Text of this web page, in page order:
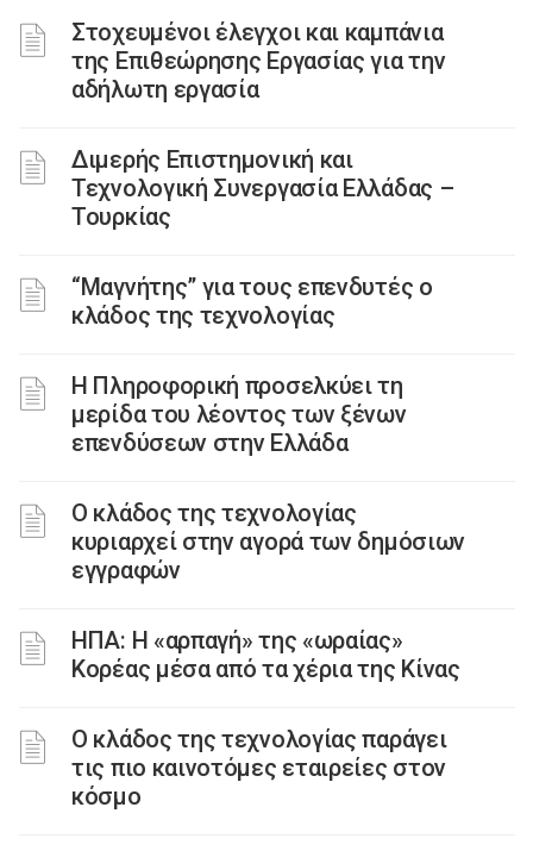
Στοχευμένοι έλεγχοι και καμπάνια
της Επιθεώρησης Εργασίας για την
αδήλωτη εργασία
Διμερής Επιστημονική και
Τεχνολογική Συνεργασία Ελλάδας –
Τουρκίας
“Μαγνήτης” για τους επενδυτές ο
κλάδος της τεχνολογίας
Η Πληροφορική προσελκύει τη
μερίδα του λέοντος των ξένων
επενδύσεων στην Ελλάδα
Ο κλάδος της τεχνολογίας
κυριαρχεί στην αγορά των δημόσιων
εγγραφών
ΗΠΑ: Η «αρπαγή» της «ωραίας»
Κορέας μέσα από τα χέρια της Κίνας
Ο κλάδος της τεχνολογίας παράγει
τις πιο καινοτόμες εταιρείες στον
κόσμο